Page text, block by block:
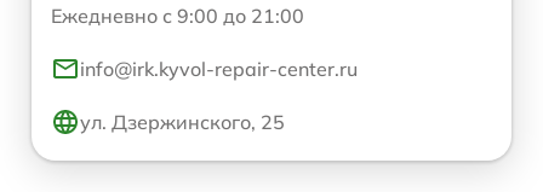
Ежедневно с 9:00 до 21:00
info@irk.kyvol-repair-center.ru
ул. Дзержинского, 25